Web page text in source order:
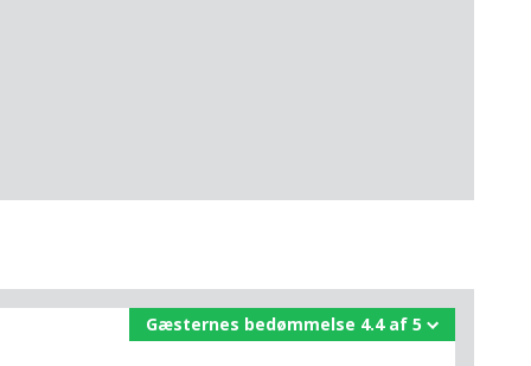
Gæsternes bedømmelse 4.4 af 5